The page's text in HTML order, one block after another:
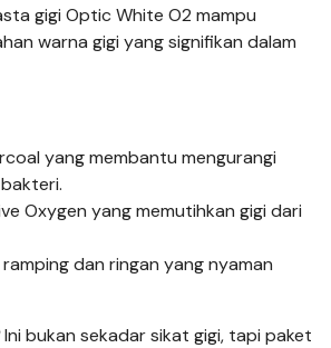
gigi Optic White O2 mampu
warna gigi yang signifikan dalam
yang membantu mengurangi
Oxygen yang memutihkan gigi dari
dan ringan yang nyaman
Ini bukan sekadar sikat gigi, tapi paket